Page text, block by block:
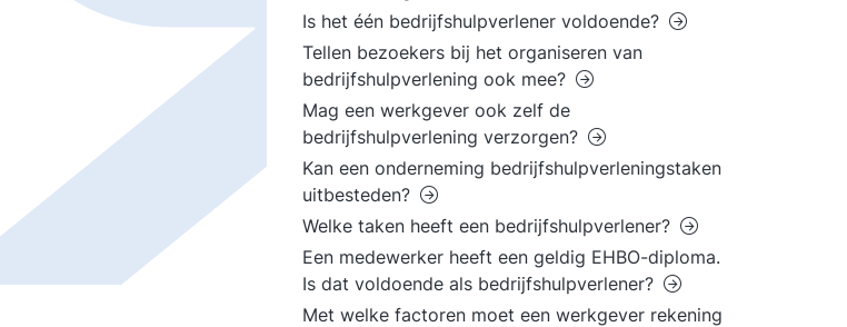
Is het één bedrijfshulpverlener voldoende?
Tellen bezoekers bij het organiseren van
bedrijfshulpverlening ook mee?
Mag een werkgever ook zelf de
bedrijfshulpverlening verzorgen?
Kan een onderneming bedrijfshulpverleningstaken
uitbesteden?
Welke taken heeft een bedrijfshulpverlener?
Een medewerker heeft een geldig EHBO-diploma.
Is dat voldoende als bedrijfshulpverlener?
Met welke factoren moet een werkgever rekening